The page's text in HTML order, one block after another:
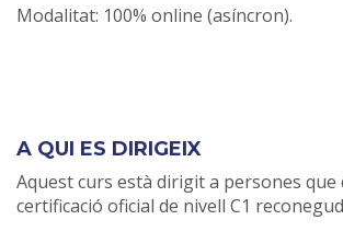
Modalitat: 100% online (asíncron).
A QUI ES DIRIGEIX
Aquest curs està dirigit a persones que
certificació oficial de nivell C1